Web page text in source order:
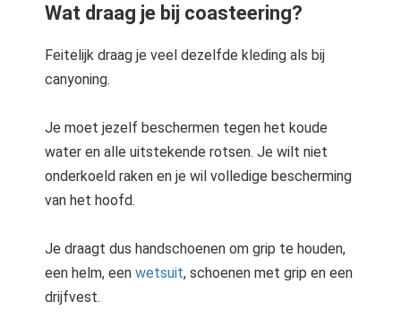
Wat draag je bij coasteering?
Feitelijk draag je veel dezelfde kleding als bij
canyoning.
Je moet jezelf beschermen tegen het koude
water en alle uitstekende rotsen. Je wilt niet
onderkoeld raken en je wil volledige bescherming
van het hoofd.
Je draagt dus handschoenen om grip te houden,
een helm, een wetsuit, schoenen met grip en een
drijfvest.